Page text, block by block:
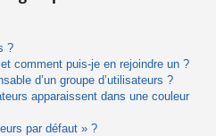
?
comment puis-je en rejoindre un ?
d’un groupe d’utilisateurs ?
apparaissent dans une couleur
par défaut » ?